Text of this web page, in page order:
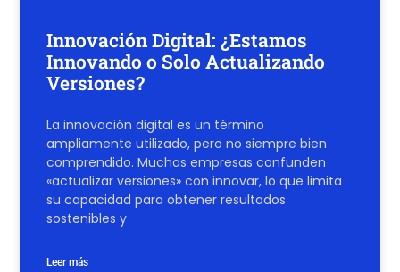
Innovación Digital: ¿Estamos
Innovando o Solo Actualizando
Versiones?
La innovación digital es un término
ampliamente utilizado, pero no siempre bien
comprendido. Muchas empresas confunden
«actualizar versiones» con innovar, lo que limita
su capacidad para obtener resultados
sostenibles y
Leer más